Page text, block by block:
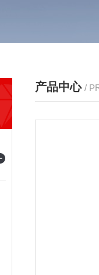
产品中心 /